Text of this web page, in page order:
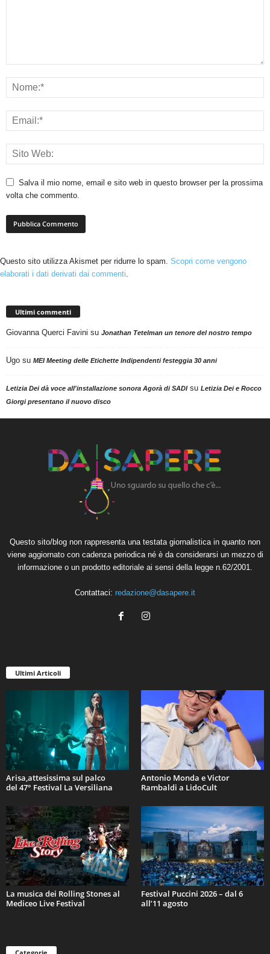
Salva il mio nome, email e sito web in questo browser per la prossima
volta che commento.
Questo sito utilizza Akismet per ridurre lo spam. Scopri come vengono
elaborati i dati derivati dai commenti.
Ultimi commenti
Giovanna Querci Favini su Jonathan Tetelman un tenore del nostro tempo
Ugo su MEI Meeting delle Etichette Indipendenti festeggia 30 anni
Letizia Dei dà voce all'installazione sonora Agorà di SADIsu Letizia Dei e Rocco
Giorgi presentano il nuovo disco
Questo sito/blog non rappresenta una testata giornalistica in quanto non
viene aggiornato con cadenza periodica né è da considerarsi un mezzo di
informazione o un prodotto editoriale ai sensi della legge n.62/2001.
Contattaci: redazione@dasapere.it
Ultimi Articoli
Arisa,attesissima sul palco
del 47° Festival La Versiliana
Antonio Monda e Victor
Rambaldi a LidoCult
La musica dei Rolling Stones al
Mediceo Live Festival
Festival Puccini 2026 – dal 6
all’11 agosto